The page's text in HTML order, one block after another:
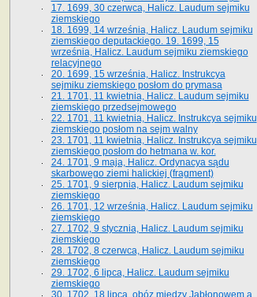
17. 1699, 30 czerwca, Halicz. Laudum sejmiku
ziemskiego
18. 1699, 14 września, Halicz. Laudum sejmiku
ziemskiego deputackiego. 19. 1699, 15
września, Halicz. Laudum sejmiku ziemskiego
relacyjnego
20. 1699, 15 września, Halicz. Instrukcya
sejmiku ziemskiego posłom do prymasa
21. 1701, 11 kwietnia, Halicz. Laudum sejmiku
ziemskiego przedsejmowego
22. 1701, 11 kwietnia, Halicz. Instrukcya sejmiku
ziemskiego posłom na sejm walny
23. 1701, 11 kwietnia, Halicz. Instrukcya sejmiku
ziemskiego posłom do hetmana w. kor.
24. 1701, 9 maja, Halicz. Ordynacya sądu
skarbowego ziemi halickiej (fragment)
25. 1701, 9 sierpnia, Halicz. Laudum sejmiku
ziemskiego
26. 1701, 12 września, Halicz. Laudum sejmiku
ziemskiego
27. 1702, 9 stycznia, Halicz. Laudum sejmiku
ziemskiego
28. 1702, 8 czerwca, Halicz. Laudum sejmiku
ziemskiego
29. 1702, 6 lipca, Halicz. Laudum sejmiku
ziemskiego
30. 1702, 18 lipca, obóz między Jabłonowem a